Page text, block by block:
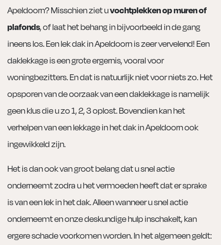
Apeldoorn? Misschien ziet uvochtplekken op muren of
plafonds, of laat het behang in bijvoorbeeld in de gang
ineens los. Een lek dak in Apeldoorn is zeer vervelend! Een
daklekkage is een grote ergernis, vooral voor
woningbezitters. En dat is natuurlijk niet voor niets zo. Het
opsporen van de oorzaak van een daklekkage is namelijk
geen klus die u zo 1, 2, 3 oplost. Bovendien kan het
verhelpen van een lekkage in het dak in Apeldoorn ook
ingewikkeld zijn.
Het is dan ook van groot belang dat u snel actie
onderneemt zodra u het vermoeden heeft dat er sprake
is van een lek in het dak. Alleen wanneer u snel actie
onderneemt en onze deskundige hulp inschakelt, kan
ergere schade voorkomen worden. In het algemeen geldt: